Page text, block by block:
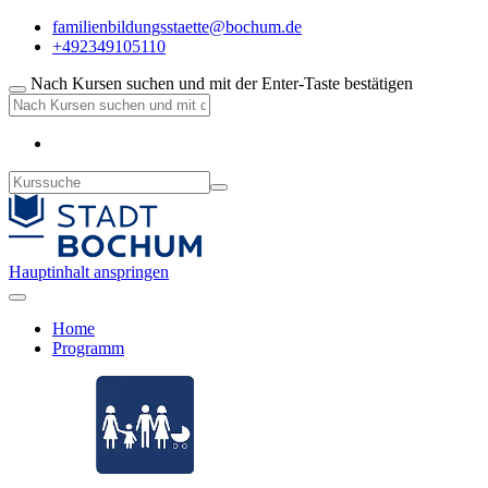
familienbildungsstaette@bochum.de
+492349105110
Nach Kursen suchen und mit der Enter-Taste bestätigen
Hauptinhalt anspringen
Home
Programm